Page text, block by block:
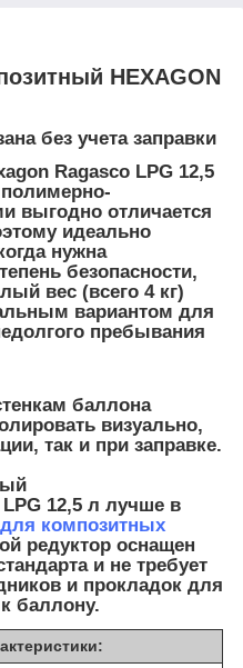
HEXAGON
без учета заправки
Ragasco LPG 12,5
выгодно отличается
идеально
нужна
безопасности,
вес (всего 4 кг)
вариантом для
пребывания
баллона
визуально,
так и при заправке.
12,5 л лучше в
композитных
редуктор оснащен
и не требует
и прокладок для
баллону.